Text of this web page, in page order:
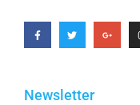
Newsletter